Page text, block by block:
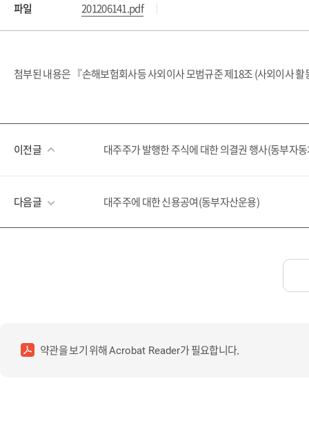
파일 201206141.pdf
첨부된 내용은 『손해보험회사등 사외이사 모범규준 제18조 (사외이사
이전글 대주주가 발행한 주식에 대한 의결권 행사(동부자
다음글 대주주에 대한 신용공여(동부자산운용)
약관을 보기 위해Acrobat Reader가 필요합니다.